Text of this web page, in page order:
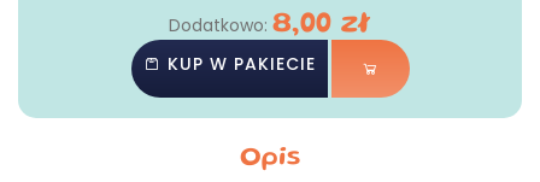
Dodatkowo:8,00zł
KUP W PAKIECIE
Opis